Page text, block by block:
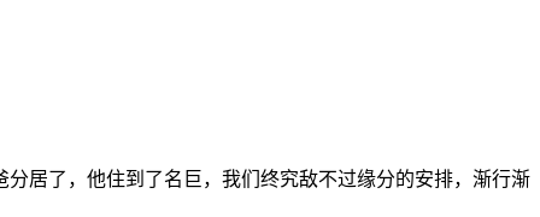
居了，他住到了名巨，我们终究敌不过缘分的安排，渐行渐